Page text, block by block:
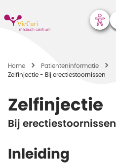
Home
Patiënten­informatie
Zelfinjectie - Bij erectiestoornissen
Zelfinjectie
Bij erectiestoornissen
Inleiding